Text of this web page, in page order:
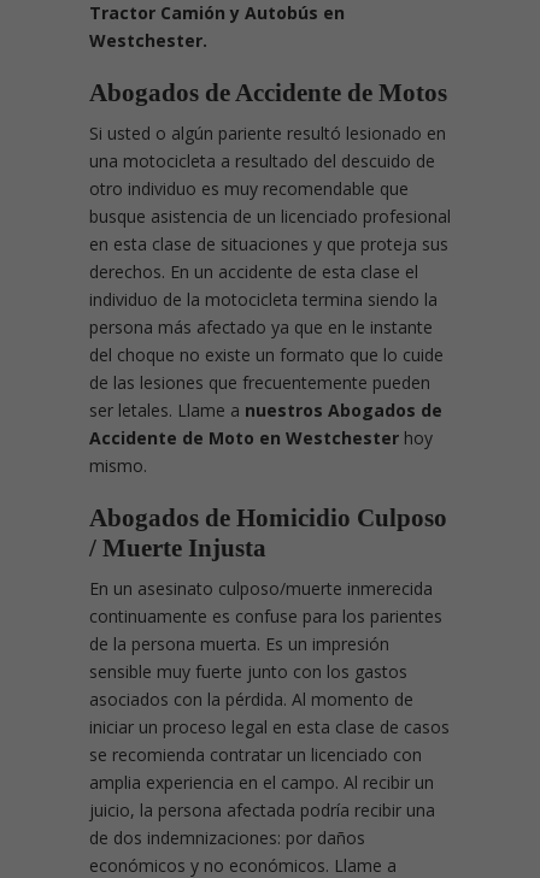
Tractor Camión y Autobús en
Westchester.
Abogados de Accidente de Motos
Si usted o algún pariente resultó lesionado en
una motocicleta a resultado del descuido de
otro individuo es muy recomendable que
busque asistencia de un licenciado profesional
en esta clase de situaciones y que proteja sus
derechos. En un accidente de esta clase el
individuo de la motocicleta termina siendo la
persona más afectado ya que en le instante
del choque no existe un formato que lo cuide
de las lesiones que frecuentemente pueden
ser letales. Llame a nuestros Abogados de
Accidente de Moto en Westchester hoy
mismo.
Abogados de Homicidio Culposo
/ Muerte Injusta
En un asesinato culposo/muerte inmerecida
continuamente es confuse para los parientes
de la persona muerta. Es un impresión
sensible muy fuerte junto con los gastos
asociados con la pérdida. Al momento de
iniciar un proceso legal en esta clase de casos
se recomienda contratar un licenciado con
amplia experiencia en el campo. Al recibir un
juicio, la persona afectada podría recibir una
de dos indemnizaciones: por daños
económicos y no económicos. Llame a